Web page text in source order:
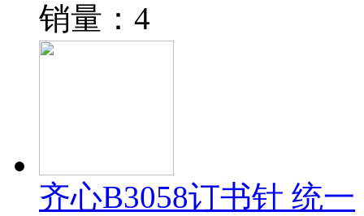
销量：4
齐心B3058订书针 统一